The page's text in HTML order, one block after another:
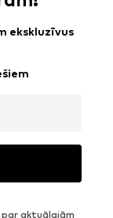
ekskluzīvus
par aktuālajām